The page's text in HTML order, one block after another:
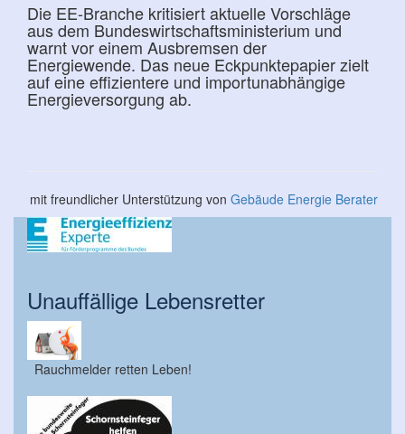
Die EE-Branche kritisiert aktuelle Vorschläge
aus dem Bundeswirtschaftsministerium und
warnt vor einem Ausbremsen der
Energiewende. Das neue Eckpunktepapier zielt
auf eine effizientere und importunabhängige
Energieversorgung ab.
mit freundlicher Unterstützung von Gebäude Energie Berater
Unauffällige Lebensretter
Rauchmelder retten Leben!